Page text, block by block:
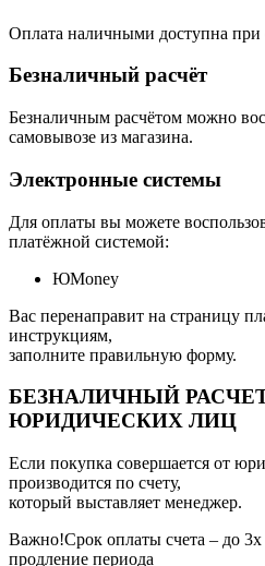
Оплата наличными доступна при
Безналичный расчёт
Безналичным расчётом можно
самовывозе из магазина.
Электронные системы
Для оплаты вы можете
платёжной системой:
ЮMoney
Вас перенаправит на страницу
инструкциям,
заполните правильную форму.
БЕЗНАЛИЧНЫЙ
ЮРИДИЧЕСКИХ ЛИЦ
Если покупка совершается от
производится по счету,
который выставляет менеджер.
Важно!Срок оплаты счета – до
продление периода